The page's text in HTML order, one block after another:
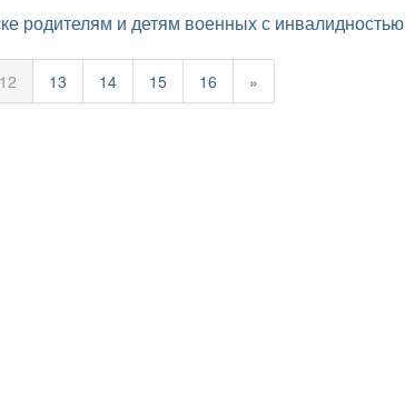
родителям и детям военных с инвалидностью
12 13 14 15 16 »